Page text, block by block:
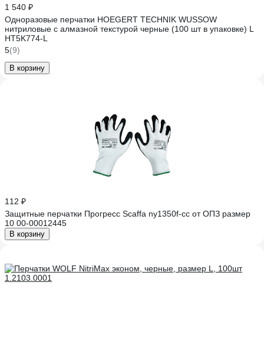
1 540 ₽
Одноразовые перчатки HOEGERT TECHNIK WUSSOW
нитриловые с алмазной текстурой черные (100 шт в упаковке) L
HT5K774-L
5(9)
В корзину
112 ₽
Защитные перчатки Прогресс Scaffa ny1350f-cc от ОПЗ размер
10 00-00012445
В корзину